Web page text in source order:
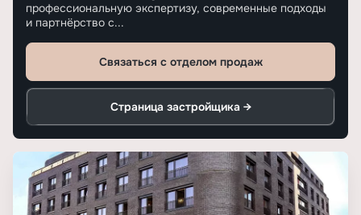
профессиональную экспертизу, современные подходы
и партнёрство с...
Связаться с отделом продаж
Страница застройщика →